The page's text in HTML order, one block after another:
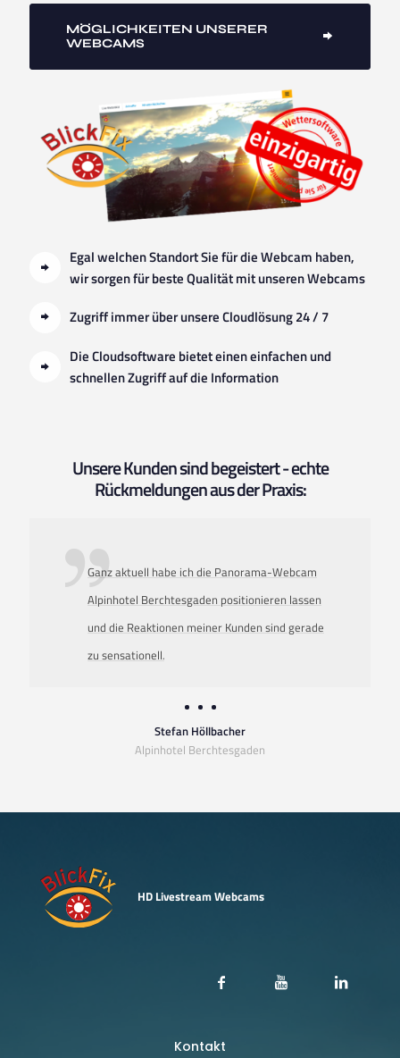
MÖGLICHKEITEN UNSERER
WEBCAMS
Egal welchen Standort Sie für die Webcam haben,
wir sorgen für beste Qualität mit unseren Webcams
Zugriff immer über unsere Cloudlösung 24 / 7
Die Cloudsoftware bietet einen einfachen und
schnellen Zugriff auf die Information
Unsere Kunden sind begeistert - echte
Rückmeldungen aus der Praxis:
Ganz aktuell habe ich die Panorama-Webcam
Alpinhotel Berchtesgaden positionieren lassen
und die Reaktionen meiner Kunden sind gerade
zu sensationell.
Stefan Höllbacher
Alpinhotel Berchtesgaden
HD Livestream Webcams
Kontakt